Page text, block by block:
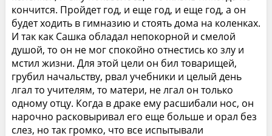
кончится. Пройдет год, и еще год, и еще год, а он
будет ходить в гимназию и стоять дома на коленках.
И так как Сашка обладал непокорной и смелой
душой, то он не мог спокойно отнестись ко злу и
мстил жизни. Для этой цели он бил товарищей,
грубил начальству, рвал учебники и целый день
лгал то учителям, то матери, не лгал он только
одному отцу. Когда в драке ему расшибали нос, он
нарочно расковыривал его еще больше и орал без
слез, но так громко, что все испытывали